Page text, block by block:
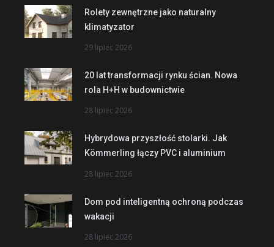
Rolety zewnętrzne jako naturalny
klimatyzator
29 lipiec 2026
20 lat transformacji rynku ścian. Nowa
rola H+H w budownictwie
28 lipiec 2026
Hybrydowa przyszłość stolarki. Jak
Kömmerling łączy PVC i aluminium
28 lipiec 2026
Dom pod inteligentną ochroną podczas
wakacji
28 lipiec 2026